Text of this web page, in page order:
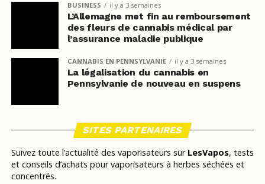
BUSINESS il y a 3 semaines
L’Allemagne met fin au remboursement
des fleurs de cannabis médical par
l’assurance maladie publique
CANNABIS EN PENNSYLVANIE il y a 3 semaines
La légalisation du cannabis en
Pennsylvanie de nouveau en suspens
SITES PARTENAIRES
Suivez toute l’actualité des vaporisateurs sur LesVapos, tests
et conseils d’achats pour vaporisateurs à herbes séchées et
concentrés.